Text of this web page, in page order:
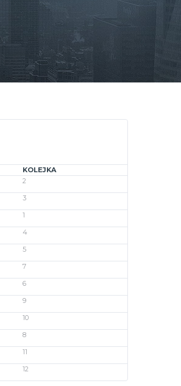
KOLEJKA
2
3
1
4
5
7
6
9
10
8
11
12